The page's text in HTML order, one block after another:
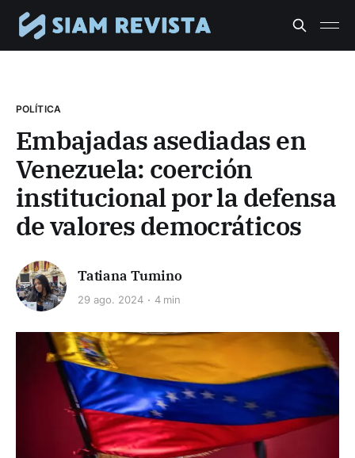
POLÍTICA
Embajadas asediadas en
Venezuela: coerción
institucional por la defensa
de valores democráticos
Tatiana Tumino
29 ago. 2024 4 min